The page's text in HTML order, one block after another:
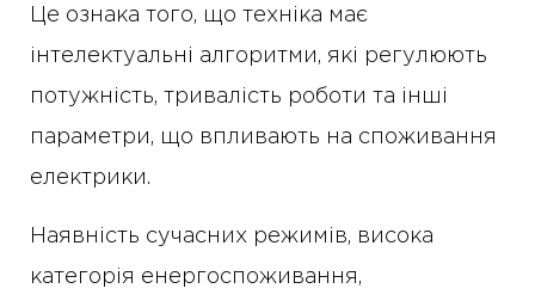
Це ознака того, що техніка має
інтелектуальні алгоритми, які регулюють
потужність, тривалість роботи та інші
параметри, що впливають на споживання
електрики.
Наявність сучасних режимів, висока
категорія енергоспоживання,